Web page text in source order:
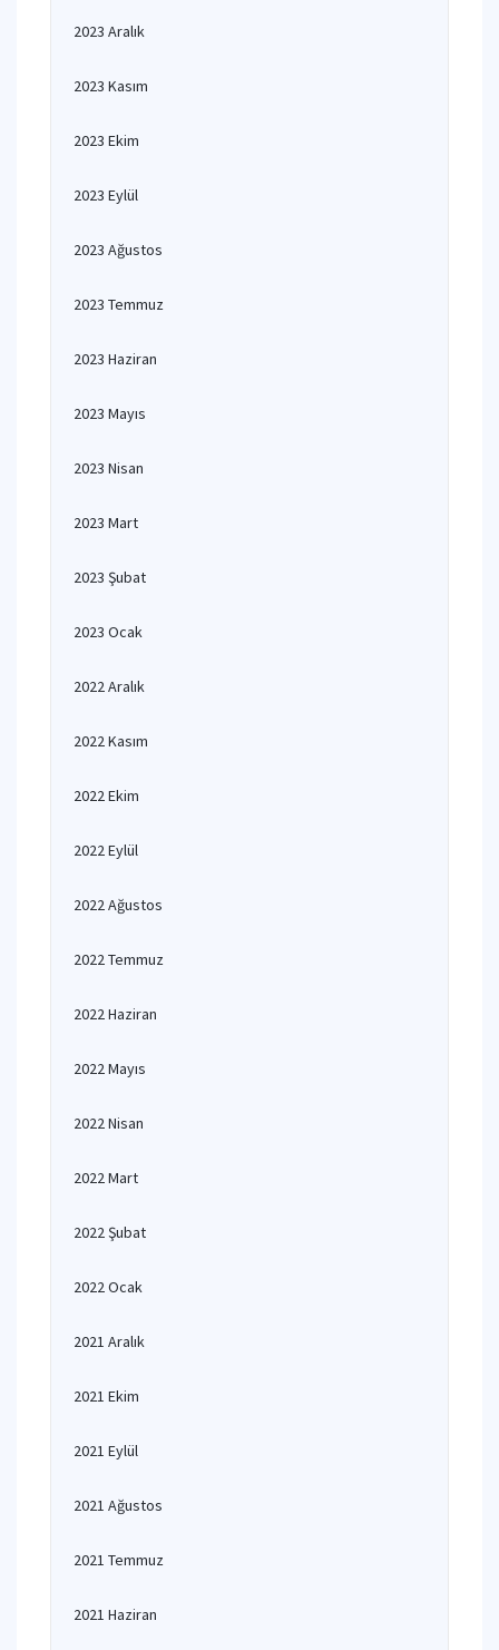
2023 Aralık
2023 Kasım
2023 Ekim
2023 Eylül
2023 Ağustos
2023 Temmuz
2023 Haziran
2023 Mayıs
2023 Nisan
2023 Mart
2023 Şubat
2023 Ocak
2022 Aralık
2022 Kasım
2022 Ekim
2022 Eylül
2022 Ağustos
2022 Temmuz
2022 Haziran
2022 Mayıs
2022 Nisan
2022 Mart
2022 Şubat
2022 Ocak
2021 Aralık
2021 Ekim
2021 Eylül
2021 Ağustos
2021 Temmuz
2021 Haziran